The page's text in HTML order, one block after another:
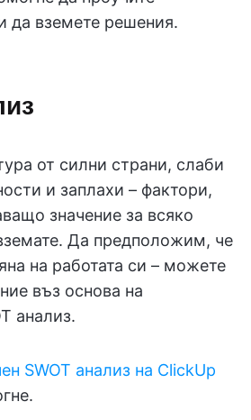
да вземете решения.
от силни страни, слаби
и заплахи – фактори,
значение за всяко
Да предположим, че
на работата си – можете
въз основа на
анализ.
SWOT анализ на ClickUp